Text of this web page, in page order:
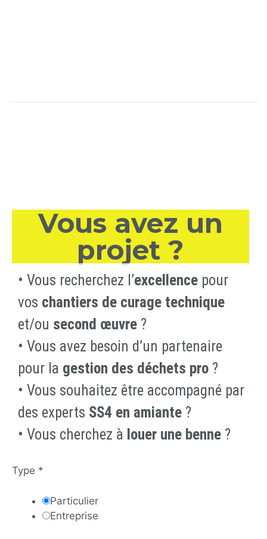
Vous avez un
projet ?
• Vous recherchez l’excellence pour
vos chantiers de curage technique
et/ou second œuvre ?
• Vous avez besoin d’un partenaire
pour la gestion des déchets pro ?
• Vous souhaitez être accompagné par
des experts SS4 en amiante ?
• Vous cherchez à louer une benne ?
Type *
Particulier
Entreprise